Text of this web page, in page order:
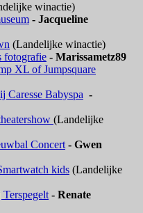
winactie)
- Jacqueline
(Landelijke winactie)
fotografie - Marissametz89
XL of Jumpsquare
Caresse Babyspa -
(Landelijke
Concert - Gwen
kids (Landelijke
Terspegelt - Renate